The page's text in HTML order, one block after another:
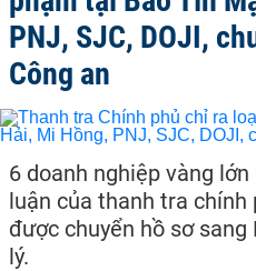
PNJ, SJC, DOJI,
Công an
6 doanh nghiệp vàng
luận của thanh tra chính
được chuyển hồ sơ
lý.